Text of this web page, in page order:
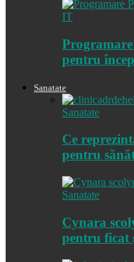
IT
pentru
Sanatate
Sanatate
Ce
pentru
Sanatate
Cynara
pentru ficat